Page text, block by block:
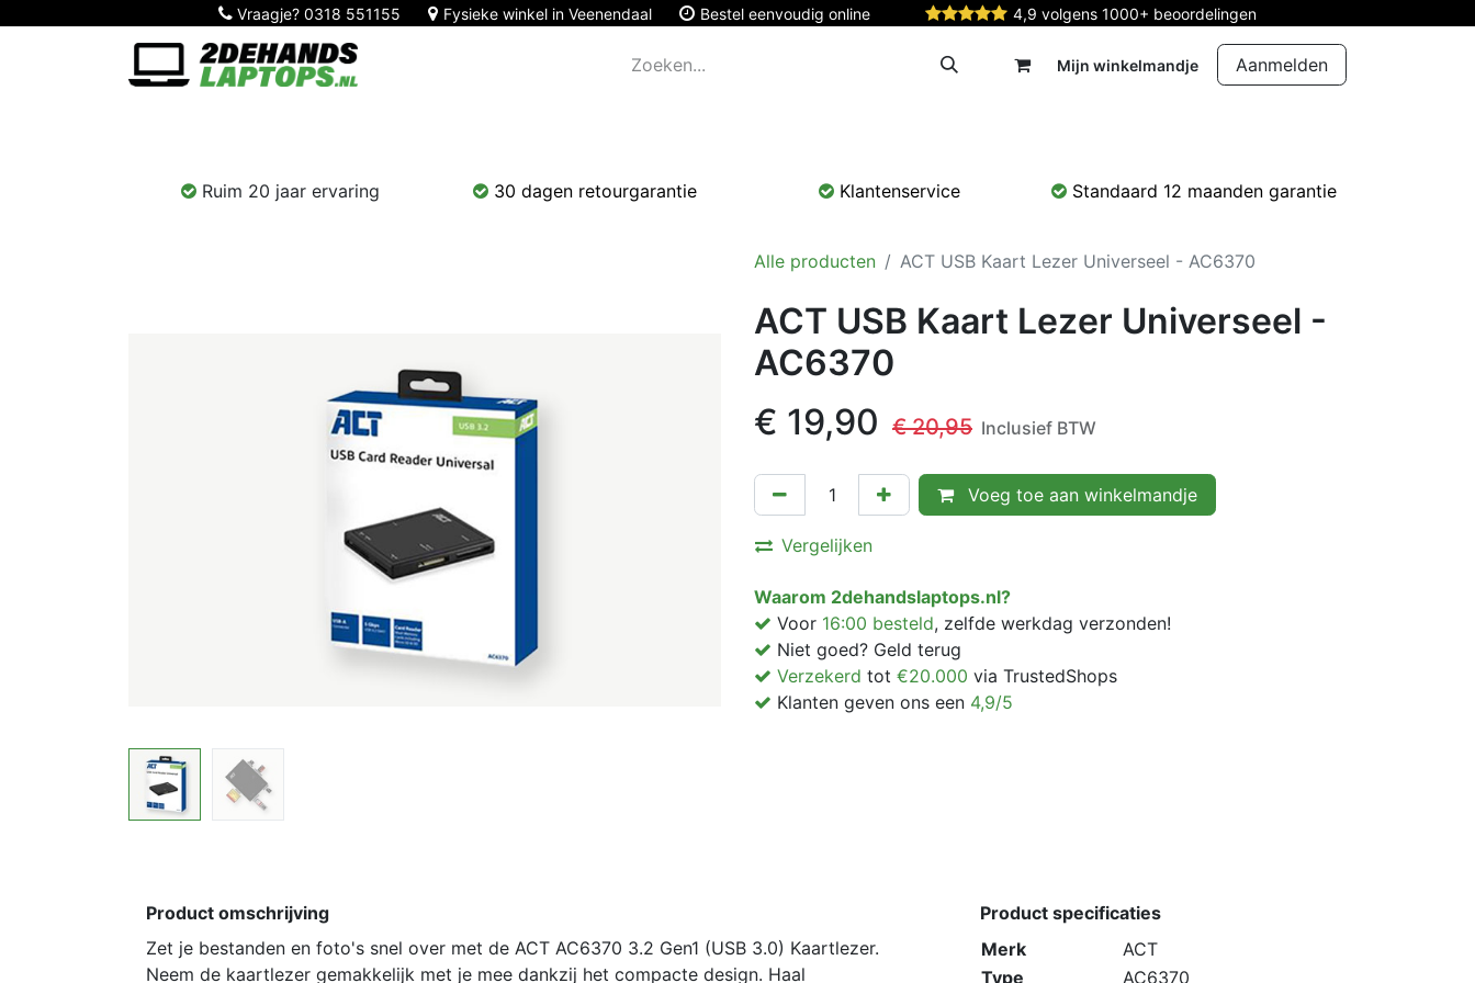
Vraagje? 0318 551155 Fysieke winkel in Veenendaal Bestel eenvoudig online 4,9 volgens 1000+ beoordelingen
Mijn winkelmandje Aanmelden
Ruim 20 jaar ervaring 30 dagen retourgarantie Klantenservice Standaard 12 maanden garantie
Alle producten ACT USB Kaart Lezer Universeel - AC6370
ACT USB Kaart Lezer Universeel -
AC6370
€ 19,90 €20,95 Inclusief BTW
Voeg toe aan winkelmandje
Vergelijken
Waarom 2dehandslaptops.nl?
Voor 16:00 besteld, zelfde werkdag verzonden!
Niet goed? Geld terug
Verzekerd tot €20.000 via TrustedShops
Klanten geven ons een 4,9/5
Product omschrijving
Zet je bestanden en foto's snel over met de ACT AC6370 3.2 Gen1 (USB 3.0) Kaartlezer.
Neem de kaartlezer gemakkelijk met je mee dankzij het compacte design. Haal
Product specificaties
Merk
ACT
Type
AC6370